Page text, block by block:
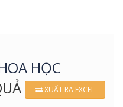
HỌC
XUẤT RA EXCEL